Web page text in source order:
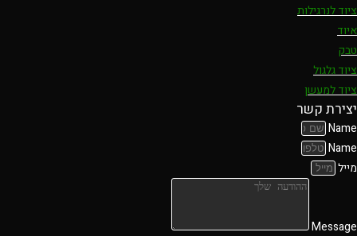
ציוד לנרגילות
איוד
טבק
ציוד גלגול
ציוד למעשן
יצירת קשר
Name
Name
מייל
Message